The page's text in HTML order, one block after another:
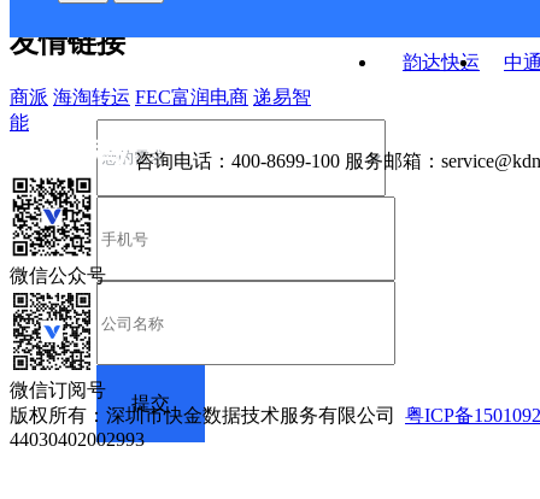
韵达快运
中
友情链接
商派 海淘转运 FEC富润电商 递易智
能
咨询电话： 400-8699-100 服务邮箱：
微信公众号
微信订阅号
版权所有：深圳市快金数据技术服务有限公司 粤ICP备
44030402002993